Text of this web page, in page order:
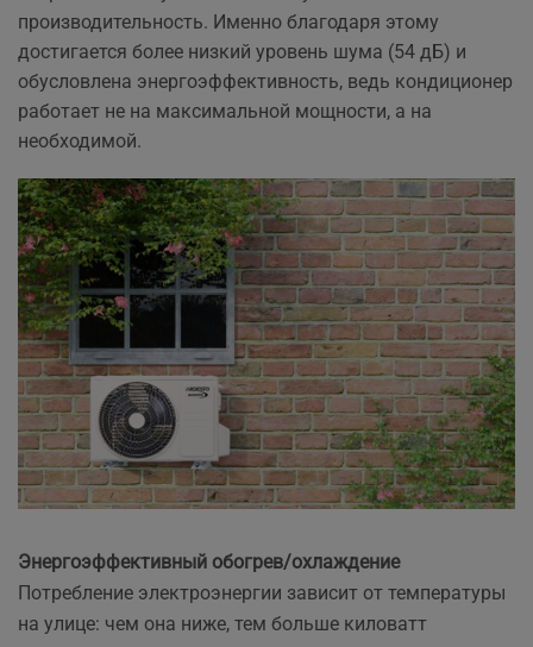
производительность. Именно благодаря этому
достигается более низкий уровень шума (54 дБ) и
обусловлена энергоэффективность, ведь кондиционер
работает не на максимальной мощности, а на
необходимой.
Энергоэффективный обогрев/охлаждение
Потребление электроэнергии зависит от температуры
на улице: чем она ниже, тем больше киловатт